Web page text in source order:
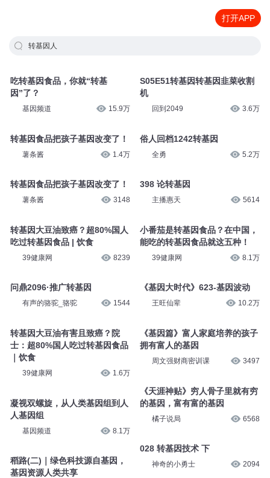
打开APP
转基因人
吃转基因食品，你就“转基
因”了？
基因频道 15.9万
转基因食品把孩子基因改变了！
薯条酱 1.4万
转基因食品把孩子基因改变了！
薯条酱 3148
转基因大豆油致癌？超80%国人
吃过转基因食品 | 饮食
39健康网 8239
问鼎2096·推广转基因
有声的骆驼_骆驼 1544
转基因大豆油有害且致癌？院
士：超80%国人吃过转基因食品
｜饮食
39健康网 1.6万
凝视双螺旋，从人类基因组到人
人基因组
基因频道 8.1万
稻路(二)｜绿色科技源自基因，
基因资源人类共享
S05E51转基因转基因韭菜收割
机
回到2049 3.6万
俗人回档1242转基因
全勇 5.2万
398 论转基因
主播惠天 5614
小番茄是转基因食品？在中国，
能吃的转基因食品就这五种！
39健康网 8.1万
《基因大时代》623-基因波动
王旺仙辈 10.2万
《基因篇》富人家庭培养的孩子
拥有富人的基因
周文强财商密训课 3497
《天涯神贴》穷人骨子里就有穷
的基因，富有富的基因
橘子说局 6568
028 转基因技术 下
神奇的小勇士 2094